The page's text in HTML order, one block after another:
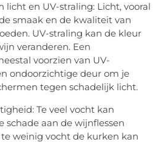
licht en UV-straling: Licht, vooral
smaak en de kwaliteit van
UV-straling kan de kleur
veranderen. Een
voorzien van UV-
ondoorzichtige deur om je
tegen schadelijk licht.
Te veel vocht kan
schade aan de wijnflessen
weinig vocht de kurken kan